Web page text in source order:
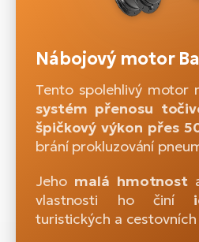
Nábojový motor
Tento spolehlivý motor
systém přenosu
špičkový výkon přes
brání prokluzování
Jeho malá hmotnost
vlastnosti ho činí
turistických a cestovních